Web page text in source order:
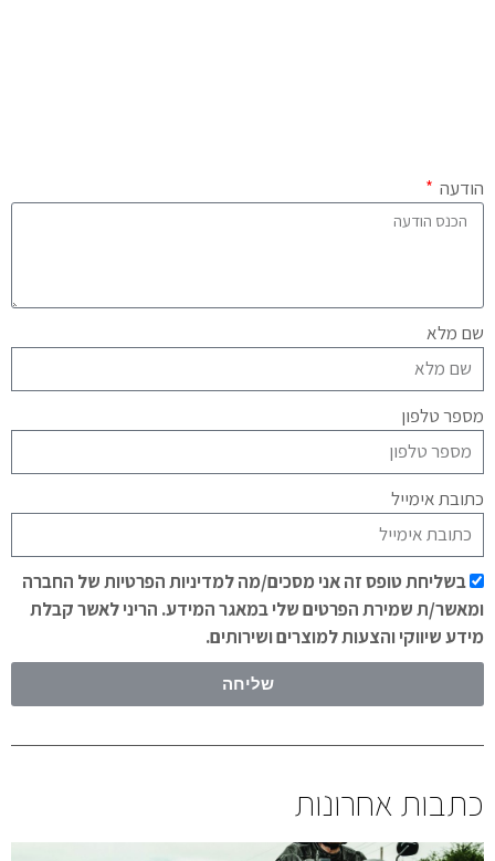
הודעה
שם מלא
מספר טלפון
כתובת אימייל
בשליחת טופס זה אני מסכים/מה למדיניות הפרטיות של החברה
ומאשר/ת שמירת הפרטים שלי במאגר המידע. הריני לאשר קבלת
מידע שיווקי והצעות למוצרים ושירותים.
שליחה
כתבות אחרונות